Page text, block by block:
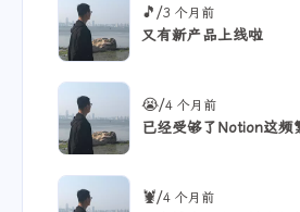
🎵/3 个月前
又有新产品上线啦
😭/4 个月前
已经受够了Notion这频
🦞/4 个月前